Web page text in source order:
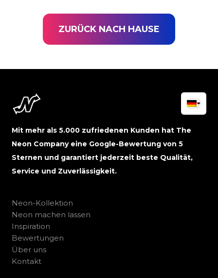
ZURÜCK NACH HAUSE
Mit mehr als 5.000 zufriedenen Kunden hat The
Neon Company eine Google-Bewertung von 5
Sternen und garantiert jederzeit beste Qualität,
Service und Zuverlässigkeit.
Neon-Kollektion
Neon machen lassen
Inspiration
Bewertungen
Über uns
Kontakt